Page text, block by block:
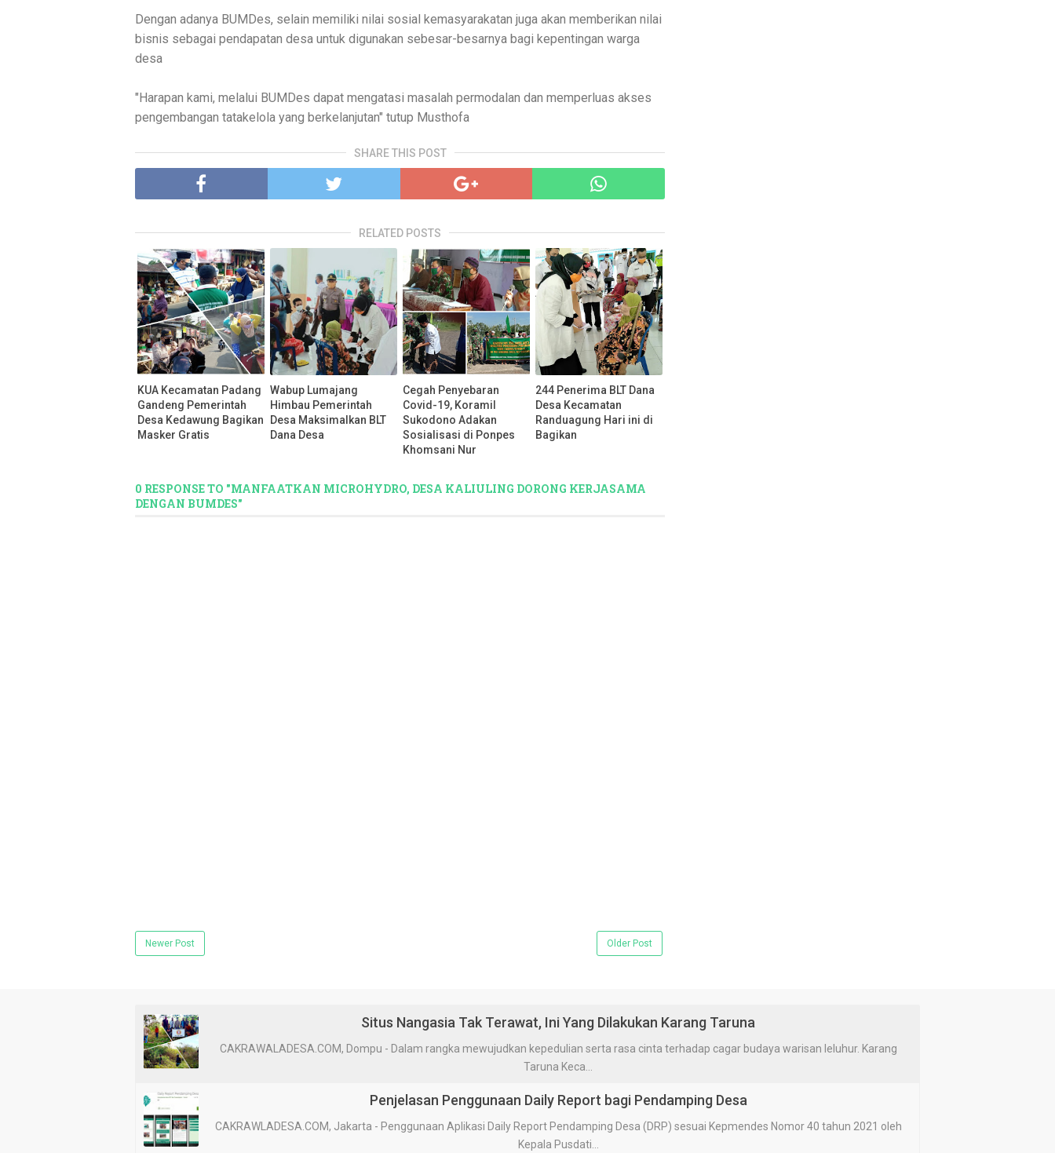
Dengan adanya BUMDes, selain memiliki nilai sosial kemasyarakatan juga akan memberikan nilai
bisnis sebagai pendapatan desa untuk digunakan sebesar-besarnya bagi kepentingan warga
desa
"Harapan kami, melalui BUMDes dapat mengatasi masalah permodalan dan memperluas akses
pengembangan tatakelola yang berkelanjutan" tutup Musthofa
SHARE THIS POST
RELATED POSTS
KUA Kecamatan Padang
Gandeng Pemerintah
Desa Kedawung Bagikan
Masker Gratis
Wabup Lumajang
Himbau Pemerintah
Desa Maksimalkan BLT
Dana Desa
Cegah Penyebaran
Covid-19, Koramil
Sukodono Adakan
Sosialisasi di Ponpes
Khomsani Nur
244 Penerima BLT Dana
Desa Kecamatan
Randuagung Hari ini di
Bagikan
0 RESPONSE TO "MANFAATKAN MICROHYDRO, DESA KALIULING DORONG KERJASAMA
DENGAN BUMDES"
Newer Post Older Post
Situs Nangasia Tak Terawat, Ini Yang Dilakukan Karang Taruna
CAKRAWALADESA.COM, Dompu - Dalam rangka mewujudkan kepedulian serta rasa cinta terhadap cagar budaya warisan leluhur. Karang
Taruna Keca...
Penjelasan Penggunaan Daily Report bagi Pendamping Desa
CAKRAWLADESA.COM, Jakarta - Penggunaan Aplikasi Daily Report Pendamping Desa (DRP) sesuai Kepmendes Nomor 40 tahun 2021 oleh
Kepala Pusdati...